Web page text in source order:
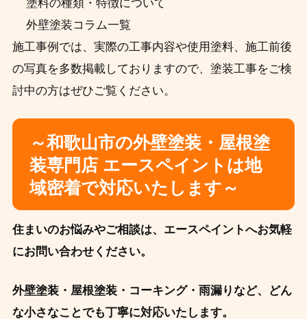
塗料の種類・特徴について
外壁塗装コラム一覧
施工事例では、実際の工事内容や使用塗料、施工前後
の写真を多数掲載しておりますので、塗装工事をご検
討中の方はぜひご覧ください。
～和歌山市の外壁塗装・屋根塗
装専門店 エースペイントは地
域密着で対応いたします～
住まいのお悩みやご相談は、エースペイントへお気軽
にお問い合わせください。
外壁塗装・屋根塗装・コーキング・雨漏りなど、どん
な小さなことでも丁寧に対応いたします。